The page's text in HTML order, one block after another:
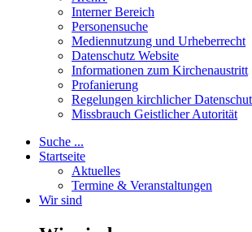
Interner Bereich
Personensuche
Mediennutzung und Urheberrecht
Datenschutz Website
Informationen zum Kirchenaustritt
Profanierung
Regelungen kirchlicher
Missbrauch Geistlicher Autorität
Suche ...
Startseite
Aktuelles
Termine & Veranstaltungen
Wir sind